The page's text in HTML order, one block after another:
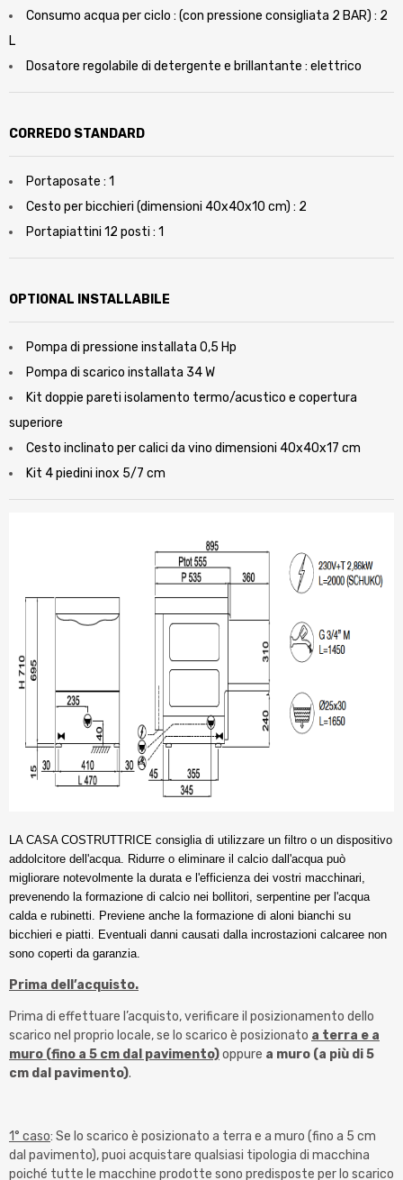
Consumo acqua per ciclo : (con pressione consigliata 2 BAR) : 2
L
Dosatore regolabile di detergente e brillantante : elettrico
CORREDO STANDARD
Portaposate : 1
Cesto per bicchieri (dimensioni 40x40x10 cm) : 2
Portapiattini 12 posti : 1
OPTIONAL INSTALLABILE
Pompa di pressione installata 0,5 Hp
Pompa di scarico installata 34 W
Kit doppie pareti isolamento termo/acustico e copertura
superiore
Cesto inclinato per calici da vino dimensioni 40x40x17 cm
Kit 4 piedini inox 5/7 cm
LA CASA COSTRUTTRICE consiglia di utilizzare un filtro o un dispositivo
addolcitore dell'acqua. Ridurre o eliminare il calcio dall'acqua può
migliorare notevolmente la durata e l'efficienza dei vostri macchinari,
prevenendo la formazione di calcio nei bollitori, serpentine per l'acqua
calda e rubinetti. Previene anche la formazione di aloni bianchi su
bicchieri e piatti. Eventuali danni causati dalla incrostazioni calcaree non
sono coperti da garanzia.
Prima dell’acquisto.
Prima di effettuare l’acquisto, verificare il posizionamento dello
scarico nel proprio locale, se lo scarico è posizionato a terra e a
muro (fino a 5 cm dal pavimento)oppure a muro (a più di 5
cm dal pavimento).
1° caso: Se lo scarico è posizionato a terra e a muro (fino a 5 cm
dal pavimento), puoi acquistare qualsiasi tipologia di macchina
poiché tutte le macchine prodotte sono predisposte per lo scarico